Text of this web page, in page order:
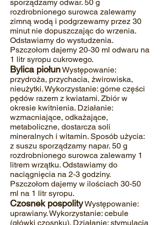
sporządzamy odwar. 50 g
rozdrobnionego surowca zalewamy
zimną wodą i podgrzewamy przez 30
minut nie dopuszczając do wrzenia.
Odstawiamy do wystudzenia.
Pszczołom dajemy 20‐30 ml odwaru na
1 litr syropu cukrowego.
Bylica piołunWystępowanie:
przydroża, przychacia, żwirowiska,
nieużytki. Wykorzystanie: górne części
pędów razem z kwiatami. Zbiór w
okresie kwitnienia. Działanie:
wzmacniające, odkażające,
metaboliczne, dostarcza soli
mineralnych i witamin. Sposób użycia:
z suszu sporządzamy napar. 50 g
rozdrobnionego surowca zalewamy 1
litrem wrzątku. Odstawiamy do
naciągnięcia na 2‐3 godziny.
Pszczołom dajemy w ilościach 30‐50
ml na 1 litr syropu.
Czosnek pospolityWystępowanie:
uprawiany. Wykorzystanie: cebule
(główki czosnku). Działanie: stymulacja